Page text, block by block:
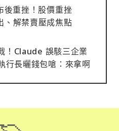
後重挫！股價重挫
、解禁賣壓成焦點
！Claude 誤駭三企業
行長曬錢包嗆：來拿啊